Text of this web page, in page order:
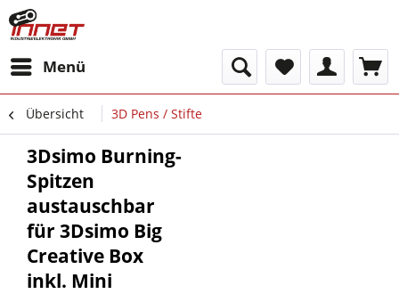
Menü
Übersicht 3D Pens / Stifte
3Dsimo Burning-
Spitzen
austauschbar
für 3Dsimo Big
Creative Box
inkl. Mini